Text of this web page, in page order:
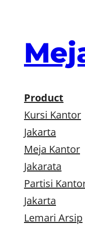
Product
Kursi Kantor
Jakarta
Meja Kantor
Jakarata
Partisi
Jakarta
Lemari Arsip